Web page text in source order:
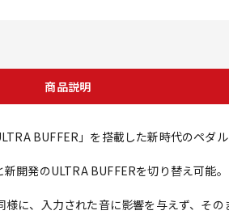
商品説明
BUFFER」を搭載した新時代のペダル
開発のULTRA BUFFERを切り替え可能。
に、入力された音に影響を与えず、そ